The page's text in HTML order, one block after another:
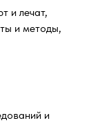
и лечат,
и методы,
и